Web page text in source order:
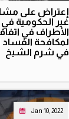
إعتراض على
غير الحكومية
الأطراف في
لمكافحة الفساد
في شرم الشيخ
Jan 10, 2022